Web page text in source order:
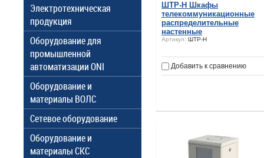
ШТР-Н Шкафы
телекоммуникационные
распределительные
настенные
Артикул: ШТР-Н
Добавить к сравнению
Электротехническая
продукция
Оборудование для
промышленной
автоматизации ONI
Оборудование и
материалы ВОЛС
Сетевое оборудование
Оборудование и
материалы СКС